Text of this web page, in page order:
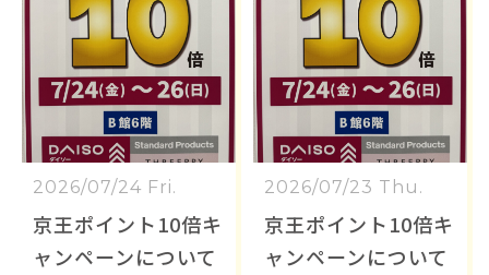
2026/07/24 Fri.
京王ポイント10倍キ
ャンペーンについて
2026/07/23 Thu.
京王ポイント10倍キ
ャンペーンについて